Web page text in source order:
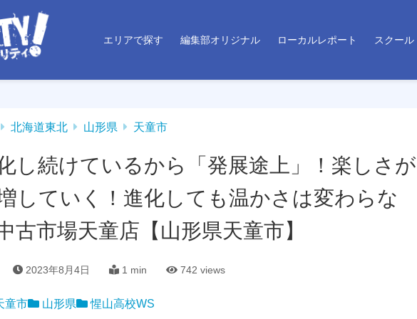
エリアで探す 編集部オリジナル ローカルレポート スクール
北海道東北 山形県 天童市
し続けているから「発展途上」！楽しさが
していく！進化しても温かさは変わらな
古市場天童店【山形県天童市】
2023年8月4日 1 min 742 views
童市 山形県 惺山高校WS